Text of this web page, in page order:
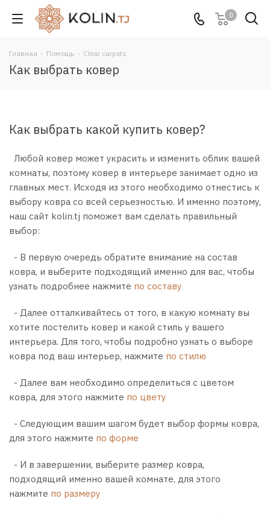
0
Главная - Помощь - Clear carpets
Как выбрать ковер
Как выбрать какой купить ковер?
Любой ковер может украсить и изменить облик вашей
комнаты, поэтому ковер в интерьере занимает одно из
главных мест. Исходя из этого необходимо отнестись к
выбору ковра со всей серьезностью. И именно поэтому,
наш сайт kolin.tj поможет вам сделать правильный
выбор:
- В первую очередь обратите внимание на состав
ковра, и выберите подходящий именно для вас, чтобы
узнать подробнее нажмите по составу
- Далее отталкивайтесь от того, в какую комнату вы
хотите постелить ковер и какой стиль у вашего
интерьера. Для того, чтобы подробно узнать о выборе
ковра под ваш интерьер, нажмите по стилю
- Далее вам необходимо определиться с цветом
ковра, для этого нажмите по цвету
- Следующим вашим шагом будет выбор формы ковра,
для этого нажмите по форме
- И в завершении, выберите размер ковра,
подходящий именно вашей комнате, для этого
нажмите по размеру